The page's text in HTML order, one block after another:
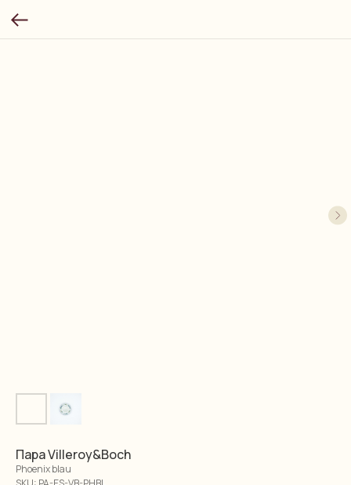
Пара Villeroy&Boch
Phoenix blau